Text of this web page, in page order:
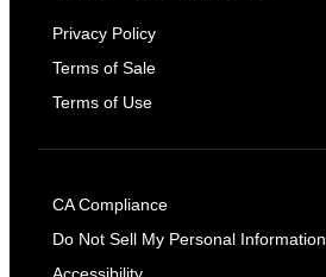
Privacy Policy
Terms of Sale
Terms of Use
CA Compliance
Do Not Sell My Personal Information